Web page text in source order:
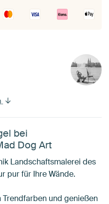
bei
Dog Art
Landschaftsmalerei des
pur für Ihre Wände.
Trendfarben und genießen